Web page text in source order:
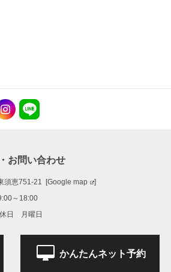
お問い合わせ
須恵751-21 [Google map
]
～18:00
日 月曜日
かんたんネット予約